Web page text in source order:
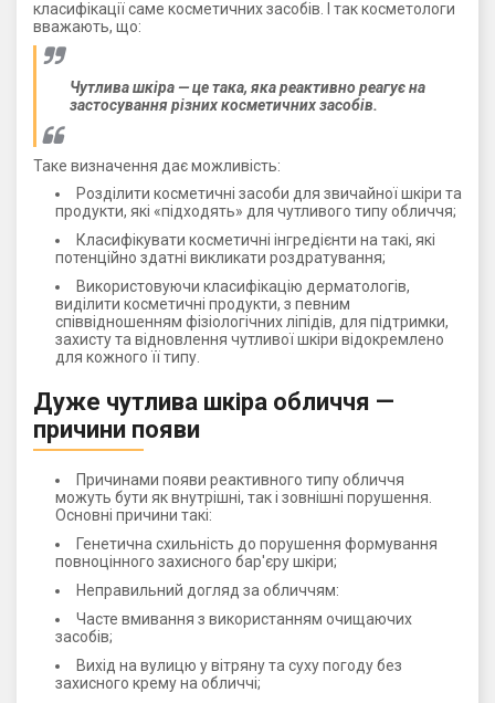
класифікації саме косметичних засобів. І так косметологи
вважають, що:
Чутлива шкіра — це така, яка реактивно реагує на
застосування різних косметичних засобів.
Таке визначення дає можливість:
Розділити косметичні засоби для звичайної шкіри та
продукти, які «підходять» для чутливого типу обличчя;
Класифікувати косметичні інгредієнти на такі, які
потенційно здатні викликати роздратування;
Використовуючи класифікацію дерматологів,
виділити косметичні продукти, з певним
співвідношенням фізіологічних ліпідів, для підтримки,
захисту та відновлення чутливої ​​шкіри відокремлено
для кожного її типу.
Дуже чутлива шкіра обличчя —
причини появи
Причинами появи реактивного типу обличчя
можуть бути як внутрішні, так і зовнішні порушення.
Основні причини такі:
Генетична схильність до порушення формування
повноцінного захисного бар'єру шкіри;
Неправильний догляд за обличчям:
Часте вмивання з використанням очищаючих
засобів;
Вихід на вулицю у вітряну та суху погоду без
захисного крему на обличчі;